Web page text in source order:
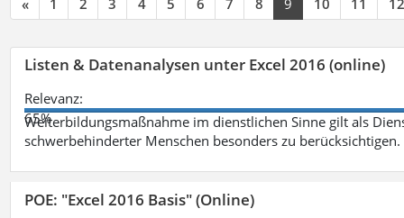
« 1 2 3 4 5 6 7 8 9 10 11 12
Listen & Datenanalysen unter Excel 2016 (online)
Relevanz:
65%
Weiterbildungsmaßnahme im dienstlichen Sinne gilt als
schwerbehinderter Menschen besonders zu berücksichtigen.
POE: "Excel 2016 Basis" (Online)